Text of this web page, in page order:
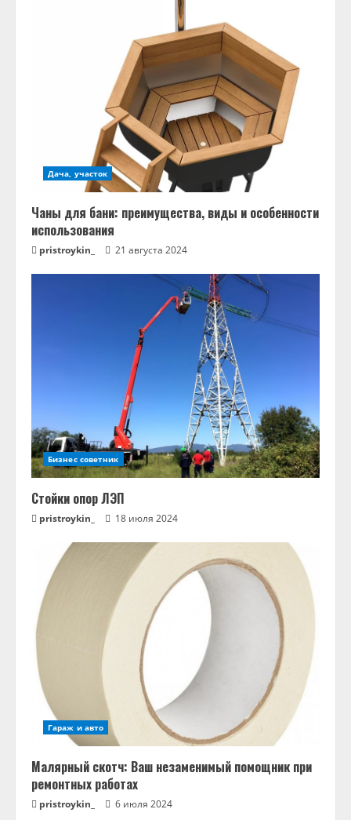
Дача, участок
Чаны для бани: преимущества, виды и особенности
использования
pristroykin_ 21 августа 2024
Бизнес советник
Стойки опор ЛЭП
pristroykin_ 18 июля 2024
Гараж и авто
Малярный скотч: Ваш незаменимый помощник при
ремонтных работах
pristroykin_ 6 июля 2024